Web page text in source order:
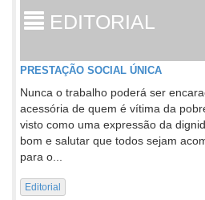
EDITORIAL
PRESTAÇÃO SOCIAL ÚNICA
Nunca o trabalho poderá ser
acessória de quem é vítima da
visto como uma expressão da
bom e salutar que todos sejam
para o...
Editorial